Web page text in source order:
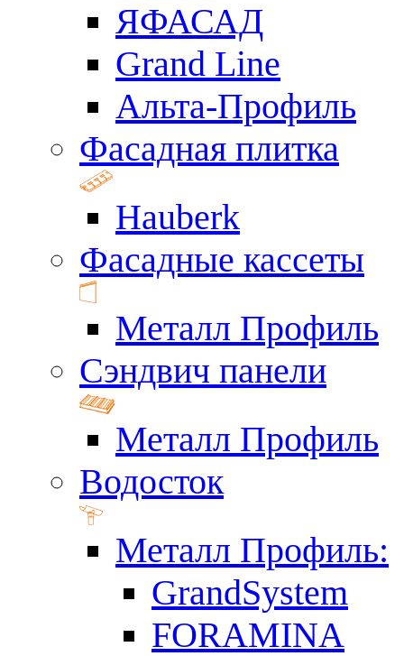
ЯФАСАД
Grand Line
Альта-Профиль
Фасадная плитка
Hauberk
Фасадные кассеты
Металл Профиль
Сэндвич панели
Металл Профиль
Водосток
Металл Профиль:
GrandSystem
FORAMINA